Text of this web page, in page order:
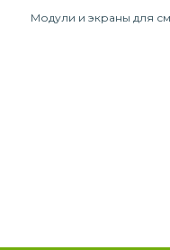
Модули и экраны для